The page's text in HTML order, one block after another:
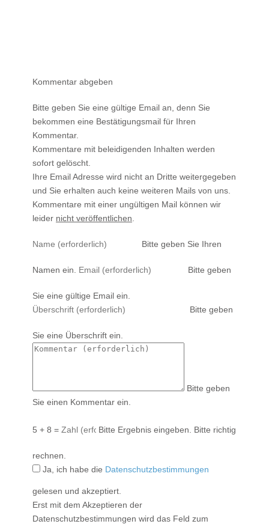
Kommentar abgeben
Bitte geben Sie eine gültige Email an, denn Sie
bekommen eine Bestätigungsmail für Ihren
Kommentar.
Kommentare mit beleidigenden Inhalten werden
sofort gelöscht.
Ihre Email Adresse wird nicht an Dritte weitergegeben
und Sie erhalten auch keine weiteren Mails von uns.
Kommentare mit einer ungültigen Mail können wir
leider nicht veröffentlichen
Bitte geben Sie Ihren
Namen ein. Bitte geben
Sie eine gültige Email ein.
Bitte geben
Sie eine Überschrift ein.
Bitte geben
Sie einen Kommentar ein.
5 + 8 = Bitte Ergebnis eingeben. Bitte richtig
rechnen.
Ja, ich habe die Datenschutzbestimmungen
gelesen und akzeptiert.
Erst mit dem Akzeptieren der
Datenschutzbestimmungen wird das Feld zum